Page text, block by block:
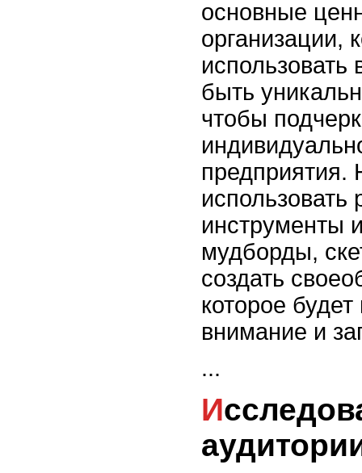
основные
организации,
быть
чтобы
предприятия.
использовать
инструменты
мудборды,
создать
которое
внимание и
...
Исследование целевой